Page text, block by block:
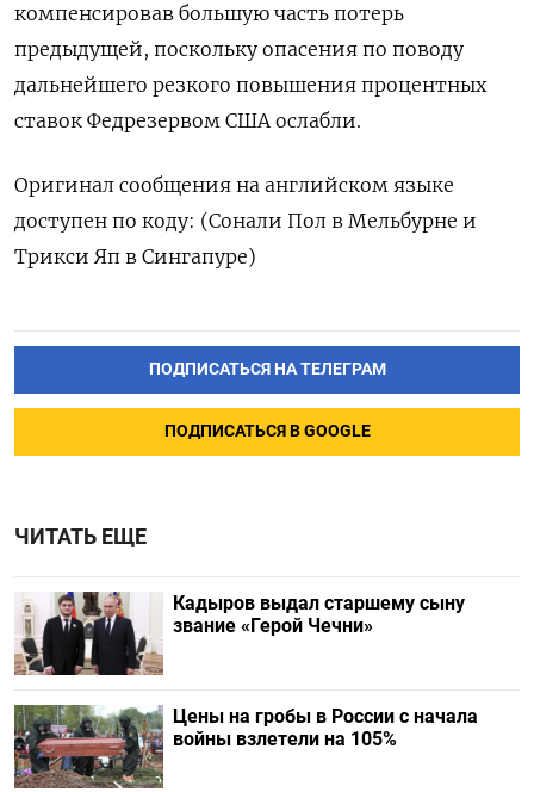
компенсировав большую часть потерь
предыдущей, поскольку опасения по поводу
дальнейшего резкого повышения процентных
ставок Федрезервом США ослабли.
Оригинал сообщения на английском языке
доступен по коду: (Сонали Пол в Мельбурне и
Трикси Яп в Сингапуре)
ПОДПИСАТЬСЯ НА ТЕЛЕГРАМ
ПОДПИСАТЬСЯ В GOOGLE
ЧИТАТЬ ЕЩЕ
Кадыров выдал старшему сыну
звание «Герой Чечни»
Цены на гробы в России с начала
войны взлетели на 105%